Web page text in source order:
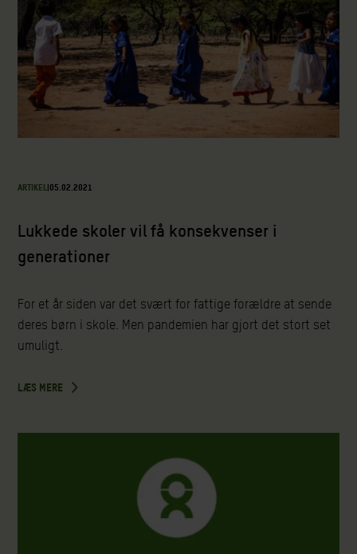
ARTIKEL|05.02.2021
Lukkede skoler vil få konsekvenser i
generationer
For et år siden var det svært for fattige forældre at sende
deres børn i skole. Men pandemien har gjort det stort set
umuligt.
LÆS MERE